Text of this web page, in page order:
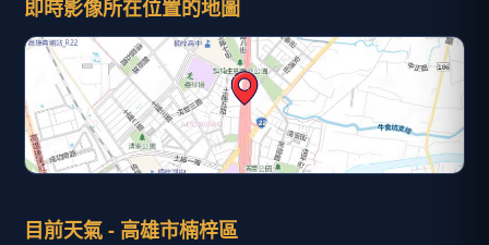
即時影像所在位置的地圖
目前天氣 - 高雄市楠梓區